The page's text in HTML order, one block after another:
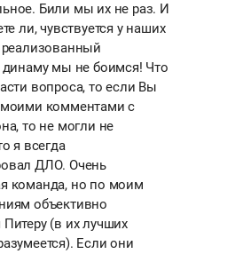
Били мы их не раз. И
ли, чувствуется у наших
реализованный
динаму мы не боимся! Что
вопроса, то если Вы
комментами с
то не могли не
я всегда
ДЛО. Очень
команда, но по моим
объективно
(в их лучших
Если они